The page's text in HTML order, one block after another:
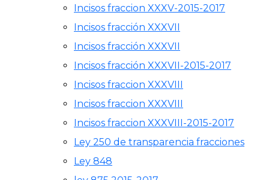
Incisos fraccion XXXV-2015-2017
Incisos fracción XXXVII
Incisos fracción XXXVII
Incisos fracción XXXVII-2015-2017
Incisos fraccion XXXVIII
Incisos fraccion XXXVIII
Incisos fraccion XXXVIII-2015-2017
Ley 250 de transparencia fracciones
Ley 848